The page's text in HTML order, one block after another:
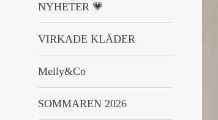
NYHETER 💗
VIRKADE KLÄDER
Melly&Co
SOMMAREN 2026